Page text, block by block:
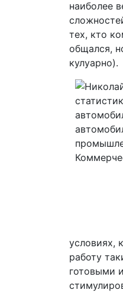
наиболее
тех, кто
общался,
кулуарно).
условиях,
работу
готовыми